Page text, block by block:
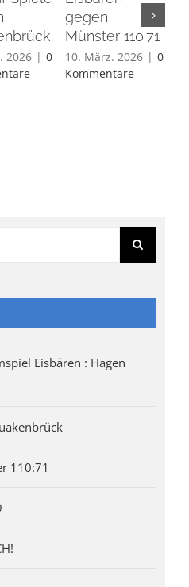
2026 | 0
gegen
Münster 110:71
10. März. 2026 | 0
Kommentare
Eisbären : Hagen
110:71